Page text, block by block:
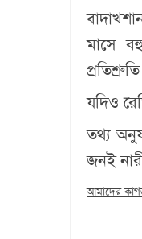
মাসে
যদিও
তথ্য
জনই
আমাদের